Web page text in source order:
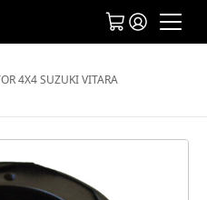
4X4 SUZUKI VITARA